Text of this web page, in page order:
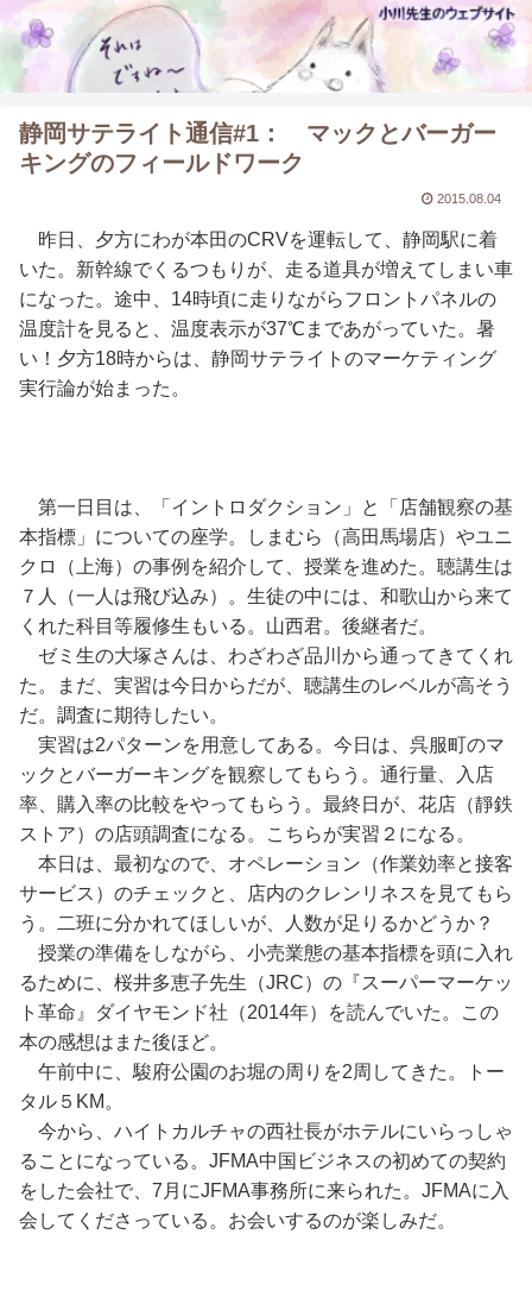
静岡サテライト通信#1： マックとバーガー
キングのフィールドワーク
2015.08.04
昨日、夕方にわが本田のCRVを運転して、静岡駅に着
いた。新幹線でくるつもりが、走る道具が増えてしまい車
になった。途中、14時頃に走りながらフロントパネルの
温度計を見ると、温度表示が37℃まであがっていた。暑
い！夕方18時からは、静岡サテライトのマーケティング
実行論が始まった。
第一日目は、「イントロダクション」と「店舗観察の基
本指標」についての座学。しまむら（高田馬場店）やユニ
クロ（上海）の事例を紹介して、授業を進めた。聴講生は
７人（一人は飛び込み）。生徒の中には、和歌山から来て
くれた科目等履修生もいる。山西君。後継者だ。
ゼミ生の大塚さんは、わざわざ品川から通ってきてくれ
た。まだ、実習は今日からだが、聴講生のレベルが高そう
だ。調査に期待したい。
実習は2パターンを用意してある。今日は、呉服町のマ
ックとバーガーキングを観察してもらう。通行量、入店
率、購入率の比較をやってもらう。最終日が、花店（靜鉄
ストア）の店頭調査になる。こちらが実習２になる。
本日は、最初なので、オペレーション（作業効率と接客
サービス）のチェックと、店内のクレンリネスを見てもら
う。二班に分かれてほしいが、人数が足りるかどうか？
授業の準備をしながら、小売業態の基本指標を頭に入れ
るために、桜井多恵子先生（JRC）の『スーパーマーケッ
ト革命』ダイヤモンド社（2014年）を読んでいた。この
本の感想はまた後ほど。
午前中に、駿府公園のお堀の周りを2周してきた。トー
タル５KM。
今から、ハイトカルチャの西社長がホテルにいらっしゃ
ることになっている。JFMA中国ビジネスの初めての契約
をした会社で、7月にJFMA事務所に来られた。JFMAに入
会してくださっている。お会いするのが楽しみだ。